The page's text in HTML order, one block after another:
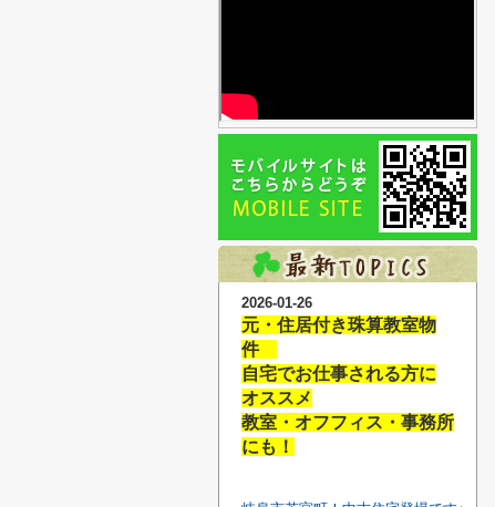
2026-01-26
元・住居付き珠算教室物
件
自宅でお仕事される方に
オススメ
教室・オフフィス・事務所
にも！